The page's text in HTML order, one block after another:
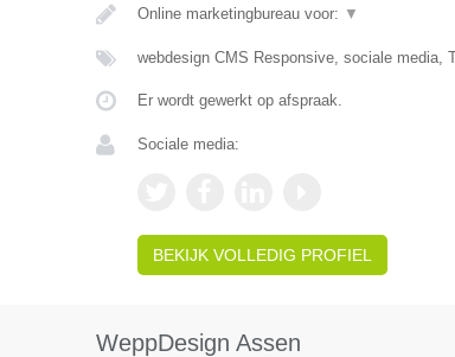
Online marketingbureau voor: ▼
webdesign CMS Responsive, sociale media,
Er wordt gewerkt op afspraak.
Sociale media:
BEKIJK VOLLEDIG PROFIEL
WeppDesign Assen